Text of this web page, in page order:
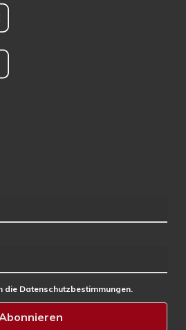
die Datenschutzbestimmungen.